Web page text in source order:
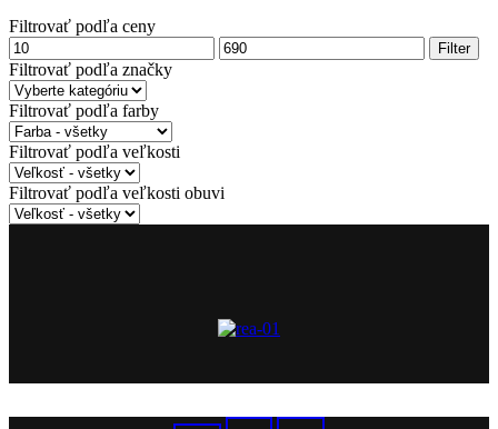
Filtrovať podľa ceny
Minimálna
cena
Maximálna
cena
Filter
Filtrovať podľa značky
Filtrovať podľa farby
Filtrovať podľa veľkosti
Filtrovať podľa veľkosti obuvi